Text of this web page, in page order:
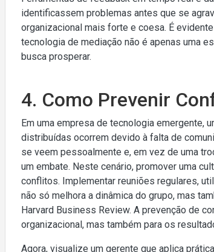
identificassem problemas antes que se
organizacional mais forte e coesa. É
tecnologia de mediação não é apenas uma
busca prosperar.
4. Como Prevenir
Em uma empresa de tecnologia emergente,
distribuídas ocorrem devido à falta de
se veem pessoalmente e, em vez de uma
um embate. Neste cenário, promover uma
conflitos. Implementar reuniões regulares,
não só melhora a dinâmica do grupo, mas
Harvard Business Review. A prevenção de
organizacional, mas também para os
Agora, visualize um gerente que aplica